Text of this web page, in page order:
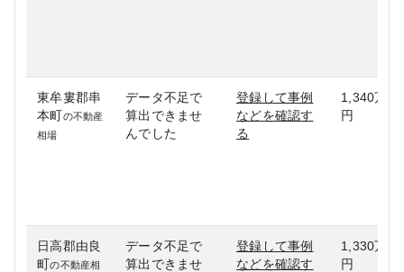
東牟婁郡串
本町の不動産
相場
データ不足で
算出できませ
んでした
登録して事例
などを確認す
る
1,340万
円
日高郡由良
町の不動産相
データ不足で
算出できませ
登録して事例
などを確認す
1,330万
円